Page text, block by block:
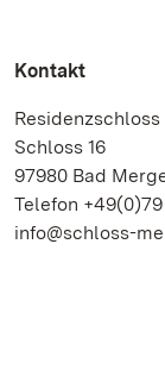
Kontakt
Schloss 16
97980 Bad
Telefon +49(0)79
info@schloss-